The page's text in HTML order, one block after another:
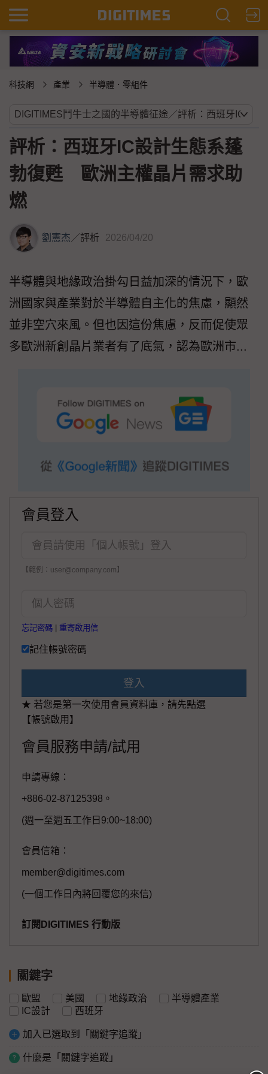
科技網 產業 半導體．零組件
評析：西班牙IC設計生態系蓬
勃復甦 歐洲主權晶片需求助
燃
劉憲杰／評析 2026/04/20
半導體與地緣政治掛勾日益加深的情況下，歐
洲國家與產業對於半導體自主化的焦慮，顯然
並非空穴來風。但也因這份焦慮，反而促使眾
多歐洲新創晶片業者有了底氣，認為歐洲市...
會員登入
【範例：user@company.com】
忘記密碼 重寄啟用信
記住帳號密碼
登入
★ 若您是第一次使用會員資料庫，請先點選
【帳號啟用】
會員服務申請/試用
申請專線：
+886-02-87125398。
(週一至週五工作日9:00~18:00)
會員信箱：
member@digitimes.com
(一個工作日內將回覆您的來信)
訂閱DIGITIMES 行動版
關鍵字
歐盟 美國 地緣政治
半導體產業
IC設計
西班牙
加入已選取到「關鍵字追蹤」
什麼是「關鍵字追蹤」